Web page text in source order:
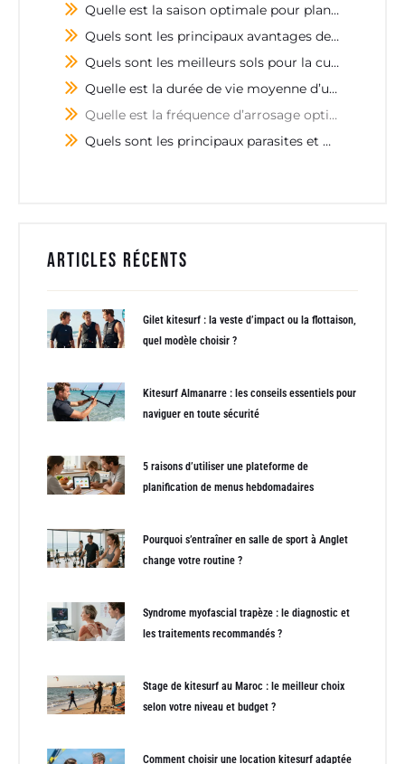
Quelle est la saison optimale pour planter la campanule blanche ?
Quels sont les principaux avantages de la campanule blanche ?
Quels sont les meilleurs sols pour la culture de la campanule blanche ?
Quelle est la durée de vie moyenne d’une plante de campanule blanche ?
Quelle est la fréquence d’arrosage optimale pour les campanules blanches ?
Quels sont les principaux parasites et maladies auxquels sont exposées les campanules blanches ?
Articles récents
Gilet kitesurf : la veste d’impact ou la flottaison,
quel modèle choisir ?
Kitesurf Almanarre : les conseils essentiels pour
naviguer en toute sécurité
5 raisons d’utiliser une plateforme de
planification de menus hebdomadaires
Pourquoi s’entraîner en salle de sport à Anglet
change votre routine ?
Syndrome myofascial trapèze : le diagnostic et
les traitements recommandés ?
Stage de kitesurf au Maroc : le meilleur choix
selon votre niveau et budget ?
Comment choisir une location kitesurf adaptée